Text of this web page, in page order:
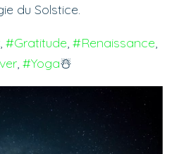
du Solstice.
, #Gratitude, #Renaissance
, #Yoga☃️